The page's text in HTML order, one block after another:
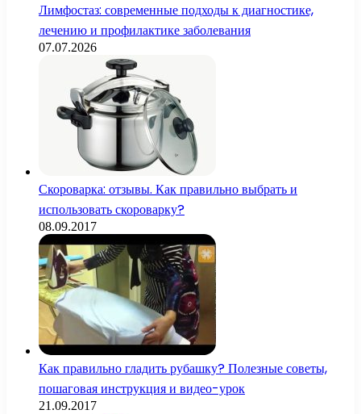
Лимфостаз: современные подходы к диагностике,
лечению и профилактике заболевания
07.07.2026
Скороварка: отзывы. Как правильно выбрать и
использовать скороварку?
08.09.2017
Как правильно гладить рубашку? Полезные советы,
пошаговая инструкция и видео-урок
21.09.2017